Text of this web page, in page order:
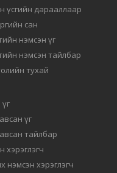
үсгийн дарааллаар
сан
нэмсэн үг
нэмсэн тайлбар
тухай
үг
авсан тайлбар
хэрэглэгч
нэмсэн хэрэглэгч